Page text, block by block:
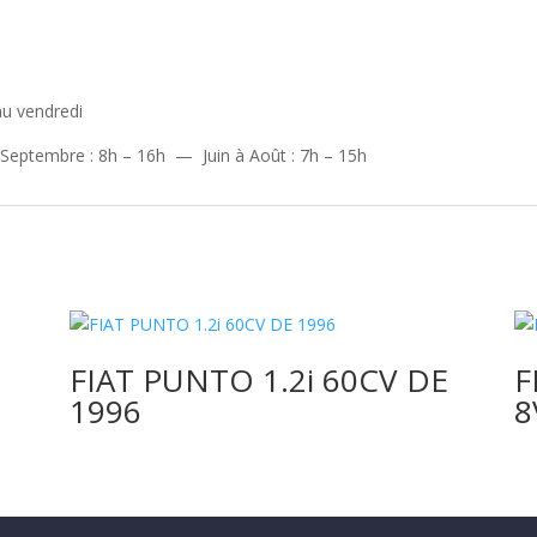
vendredi
: 8h – 16h — Juin à Août : 7h – 15h
FIAT PUNTO 1.2i 60CV DE
1996